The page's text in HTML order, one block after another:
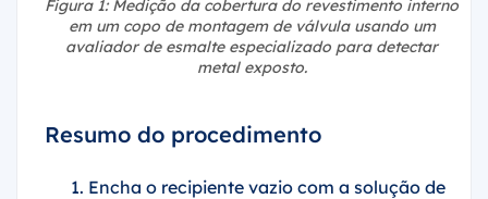
Figura 1: Medição da cobertura do revestimento interno
em um copo de montagem de válvula usando um
avaliador de esmalte especializado para detectar
metal exposto.
Resumo do procedimento
Encha o recipiente vazio com a solução de